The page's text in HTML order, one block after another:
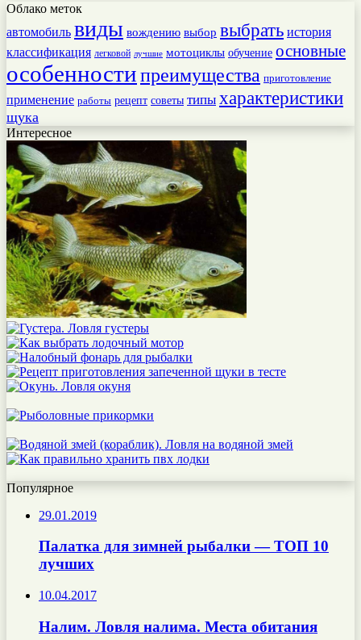
Облако меток
автомобиль виды вождению выбор выбрать история
классификация легковой лучшие мотоциклы обучение основные
особенностипреимущества приготовление
применение работы рецепт советы типы характеристики
щука
Интересное
Популярное
29.01.2019
Палатка для зимней рыбалки — ТОП 10
лучших
10.04.2017
Налим. Ловля налима. Места обитания